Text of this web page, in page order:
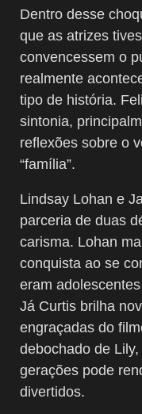
Dentro desse
que as atrizes
convencessem o
realmente
tipo de história.
sintonia,
reflexões sobre o
“família”.
Lindsay Lohan e
parceria de duas
carisma. Lohan
conquista ao se
eram
Já Curtis brilha
engraçadas do
debochado de
gerações pode
divertidos.